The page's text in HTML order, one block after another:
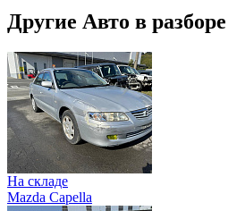
Другие Авто в разборе
На складе
Mazda Capella